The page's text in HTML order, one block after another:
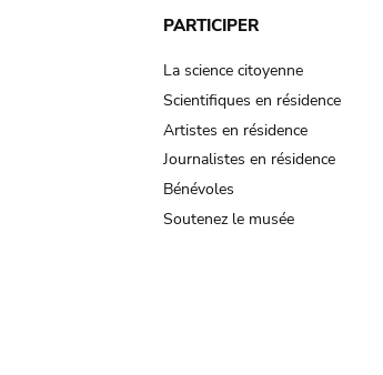
PARTICIPER
La science citoyenne
Scientifiques en résidence
Artistes en résidence
Journalistes en résidence
Bénévoles
Soutenez le musée